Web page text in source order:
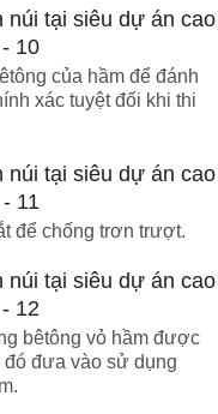
của hầm để đánh
xác tuyệt đối khi thi
để chống trơn trượt.
bêtông vỏ hầm được
đó đưa vào sử dụng